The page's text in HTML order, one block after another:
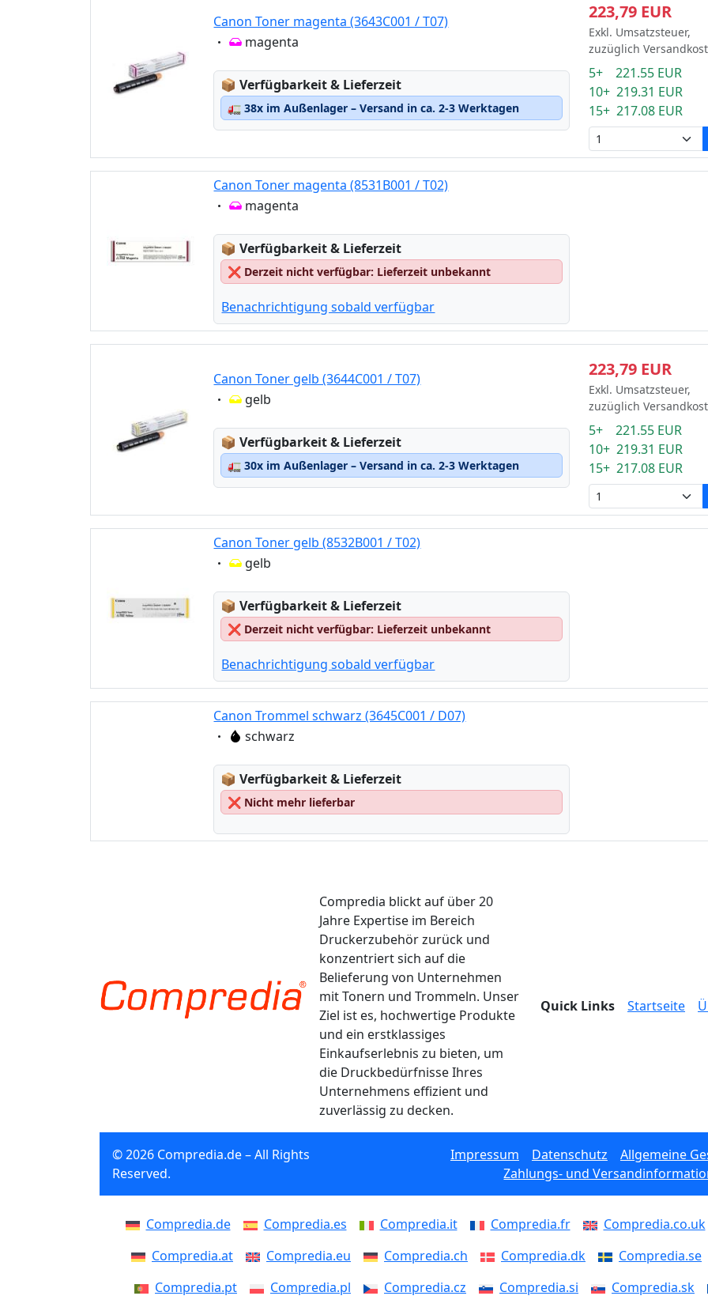
Canon Toner magenta (3643C001 / T07)
Eigenschaft:
magenta
📦Lagerstatus:
Verfügbarkeit & Lieferzeit
🚛 38x im Außenlager – Versand in ca. 2-3 Werktagen
223,79 EUR
Exkl. Umsatzsteuer,
zuzüglich
5+ 221.55 EUR
10+ 219.31 EUR
15+ 217.08 EUR
Canon Toner magenta (8531B001 / T02)
Eigenschaft:
magenta
📦Lagerstatus:
Verfügbarkeit & Lieferzeit
❌ Derzeit nicht verfügbar: Lieferzeit unbekannt
Benachrichtigung sobald verfügbar
Canon Toner gelb (3644C001 / T07)
Eigenschaft:
gelb
📦Lagerstatus:
Verfügbarkeit & Lieferzeit
🚛 30x im Außenlager – Versand in ca. 2-3 Werktagen
223,79 EUR
Exkl. Umsatzsteuer,
zuzüglich
5+ 221.55 EUR
10+ 219.31 EUR
15+ 217.08 EUR
Canon Toner gelb (8532B001 / T02)
Eigenschaft:
gelb
📦Lagerstatus:
Verfügbarkeit & Lieferzeit
❌ Derzeit nicht verfügbar: Lieferzeit unbekannt
Benachrichtigung sobald verfügbar
Canon Trommel schwarz (3645C001 / D07)
Eigenschaft:
schwarz
📦Lagerstatus:
Verfügbarkeit & Lieferzeit
❌ Nicht mehr lieferbar
Compredia blickt auf über 20
Jahre Expertise im Bereich
Druckerzubehör zurück und
konzentriert sich auf die
Belieferung von Unternehmen
mit Tonern und Trommeln. Unser
Ziel ist es, hochwertige Produkte
und ein erstklassiges
Einkaufserlebnis zu bieten, um
die Druckbedürfnisse Ihres
Unternehmens effizient und
zuverlässig zu decken.
Quick Links Startseite
© 2026 Compredia.de – All Rights
Reserved.
Impressum Datenschutz
Allgemeine
Zahlungs- und
Compredia.de Compredia.es Compredia.it Compredia.fr
Compredia.co.uk
Compredia.at
Compredia.eu Compredia.ch Compredia.dk
Compredia.se
Compredia.pt
Compredia.pl Compredia.cz Compredia.si
Compredia.sk